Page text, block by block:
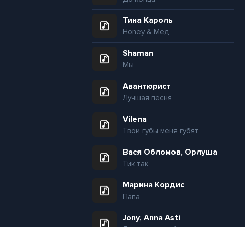
Тина Кароль
Honey & Мед
Shaman
Мы
Авантюрист
Лучшая песня
Vilena
Твои губы меня губят
Вася Обломов, Орлуша
Тик так
Марина Кордис
Папа
Jony, Anna Asti